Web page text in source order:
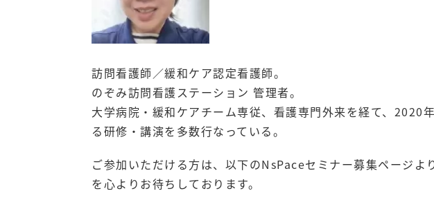
訪問看護師／緩和ケア認定看護師。
のぞみ訪問看護ステーション 管理者。
大学病院・緩和ケアチーム専従、看護専門外来を経て、2020
る研修・講演を多数行なっている。
ご参加いただける方は、以下のNsPaceセミナー募集ページよ
を心よりお待ちしております。